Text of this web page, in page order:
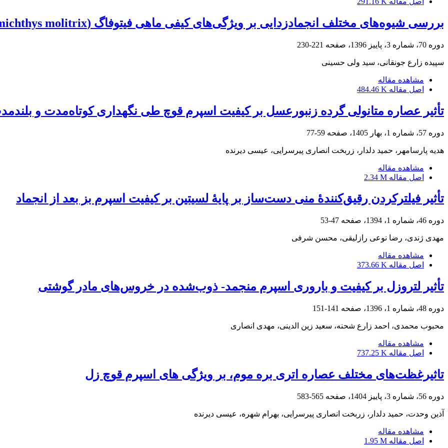
بررسی شیوه‌های مختلف انجمادزدایی بر ویژگی‌های کیفی ماهی فیتوفاگ (Hypophthalmichthys molitrix)
دوره 70، شماره 3، پاییز 1396، صفحه 221-230
سپیده زارع جونقانی، سید ولی حسینی
مشاهده مقاله
اصل مقاله 484.46 K
تأثیر عصاره متانولی گرده زنبورعسل بر کیفیت اسپرم قوچ طی نگهداری کوتاه‌مدت و
دوره 57، شماره 1، بهار 1405، صفحه 59-77
هدیه پارسامهر، حمید دلدار، زربخت انصاری پیرسرایی، عیسی دیرنده
مشاهده مقاله
اصل مقاله 2.34 M
تأثیر فیلترکردن رقیق‌کنندۀ منی دست‌ساز بر پایۀ لسیتین بر کیفیت اسپرم بز بعد از انجماد
دوره 46، شماره 1، 1394، صفحه 47-53
مهدی ژندی، رضا نوعی رازلیقی، محسن شرفی
مشاهده مقاله
اصل مقاله 373.66 K
تأثیر لتروزل بر کیفیت و باروری اسپرم‌ منجمد- ذوب‌شده در خروس‌های مادر گوشتی
دوره 48، شماره 1، 1396، صفحه 141-151
محبوب محمدی، احمد زارع شحنه، سعید زین الدینی، مهدی انصاری
مشاهده مقاله
اصل مقاله 737.25 K
تاثیرغظت‌های مختلف عصاره اتری بره موم، بر ویژگی های اسپرم قوچ زل
دوره 56، شماره 3، پاییز 1404، صفحه 565-583
آذین وحدت، حمید دلدار، زربخت انصاری پیرسرایی، بهرام شهره، عیسی دیرنده
مشاهده مقاله
اصل مقاله 1.95 M